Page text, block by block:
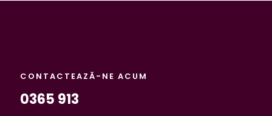
CONTACTEAZĂ-NE ACUM
0365 913